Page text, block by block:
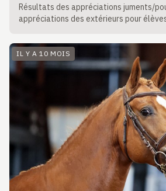
Résultats des appréciations juments/
appréciations des extérieurs pour
IL Y A 10 MOIS